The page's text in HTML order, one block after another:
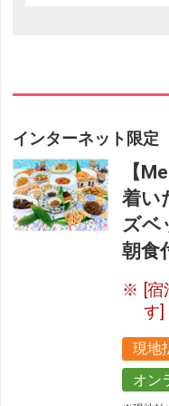
インターネット限定
【
着い
ズベ
朝食
[宿
す]
現地
オン